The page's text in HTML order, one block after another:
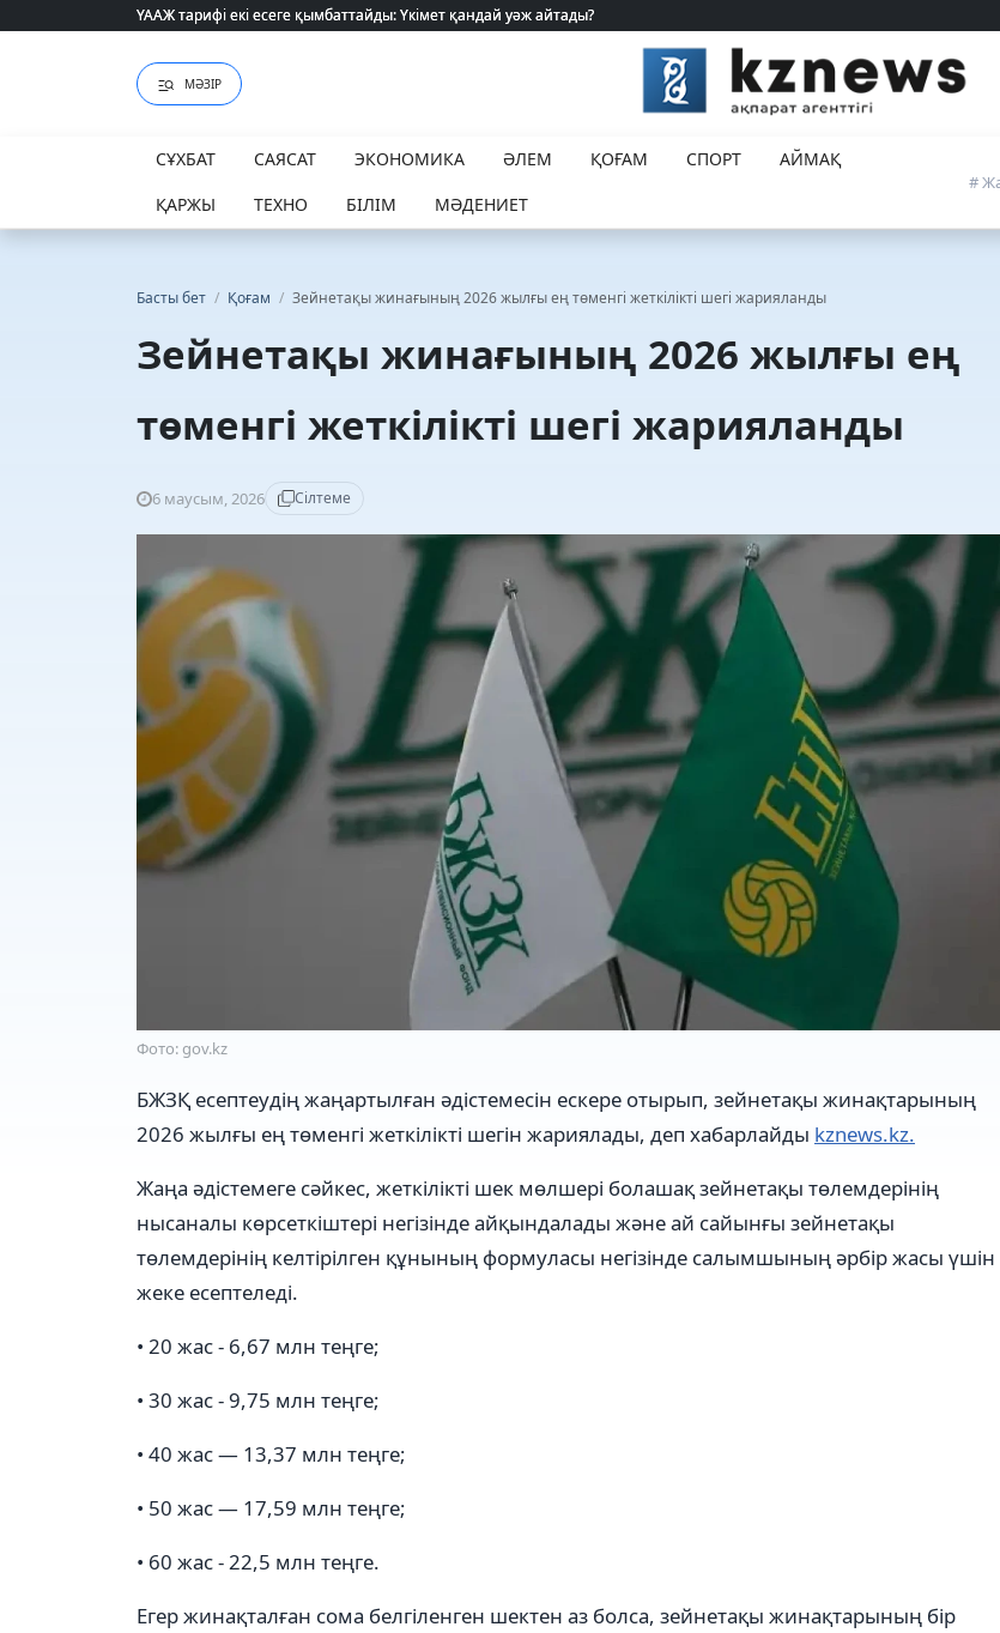
ҮААЖ тарифі екі есеге қымбаттайды: Үкімет қандай уәж айтады?
ҮААЖ тарифі екі есеге қымбаттайды: Үкімет қандай уәж айтады?
МӘЗІР
СҰХБАТ САЯСАТ ЭКОНОМИКА ӘЛЕМ ҚОҒАМ СПОРТ
АЙМАҚ
ҚАРЖЫ
ТЕХНО БІЛІМ МӘДЕНИЕТ
#
Басты бет / Қоғам / Зейнетақы жинағының 2026 жылғы ең төменгі жеткілікті шегі жарияланды
Зейнетақы жинағының 2026 жылғы ең
төменгі жеткілікті шегі жарияланды
6 маусым, 2026 Сілтеме
Фото: gov.kz
БЖЗҚ есептеудің жаңартылған әдістемесін ескере отырып, зейнетақы жинақтарының
2026 жылғы ең төменгі жеткілікті шегін жариялады, деп хабарлайды kznews.kz.
Жаңа әдістемеге сәйкес, жеткілікті шек мөлшері болашақ зейнетақы төлемдерінің
нысаналы көрсеткіштері негізінде айқындалады және ай сайынғы зейнетақы
төлемдерінің келтірілген құнының формуласы негізінде салымшының әрбір жасы үшін
жеке есептеледі.
• 20 жас - 6,67 млн теңге;
• 30 жас - 9,75 млн теңге;
• 40 жас — 13,37 млн теңге;
• 50 жас — 17,59 млн теңге;
• 60 жас - 22,5 млн теңге.
Егер жинақталған сома белгіленген шектен аз болса, зейнетақы жинақтарының бір